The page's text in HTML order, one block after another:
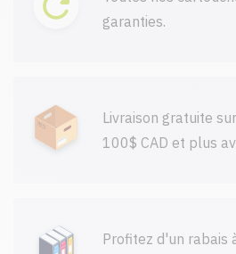
garanties.
Livraison gratuite
100$ CAD et plus
Profitez d'un rabais